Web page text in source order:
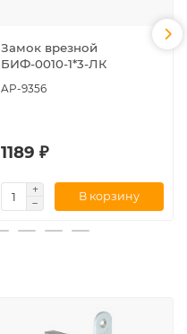
Замок врезной
БИФ-0010-1*3-ЛК
AP-9356
1189 ₽
В корзину